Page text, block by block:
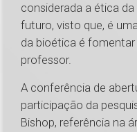
considerada a ética
futuro, visto que, é
da bioética é fomentar
professor.
A conferência de
participação da
Bishop, referência na